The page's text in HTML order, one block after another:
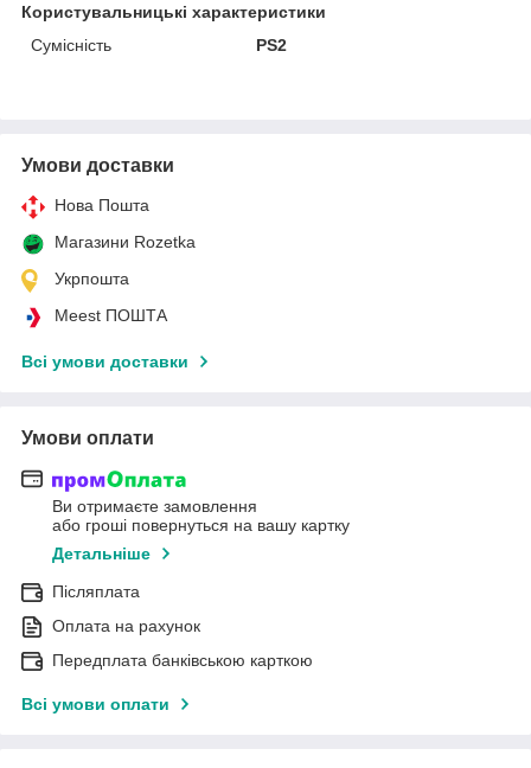
Користувальницькі характеристики
Сумісність
PS2
Умови доставки
Нова Пошта
Магазини Rozetka
Укрпошта
Meest ПОШТА
Всі умови доставки
Умови оплати
Ви отримаєте замовлення
або гроші повернуться на вашу картку
Детальніше
Післяплата
Оплата на рахунок
Передплата банківською карткою
Всі умови оплати